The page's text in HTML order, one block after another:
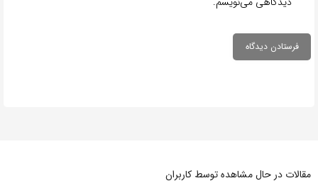
مقالات در حال مشاهده توسط کاربران